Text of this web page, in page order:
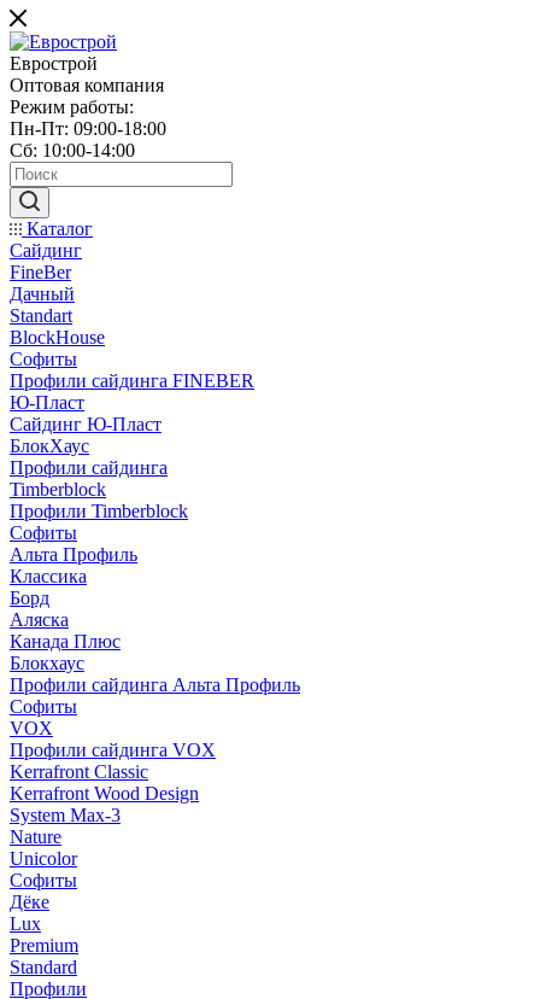
Еврострой
Оптовая компания
Режим работы:
Пн-Пт: 09:00-18:00
Сб: 10:00-14:00
Каталог
Сайдинг
FineBer
Дачный
Standart
BlockHouse
Софиты
Профили сайдинга FINEBER
Ю-Пласт
Сайдинг Ю-Пласт
БлокХаус
Профили сайдинга
Timberblock
Профили Timberblock
Софиты
Альта Профиль
Классика
Борд
Аляска
Канада Плюс
Блокхаус
Профили сайдинга Альта Профиль
Софиты
VOX
Профили сайдинга VOX
Kerrafront Classic
Kerrafront Wood Design
System Max-3
Nature
Unicolor
Софиты
Дёке
Lux
Premium
Standard
Профили